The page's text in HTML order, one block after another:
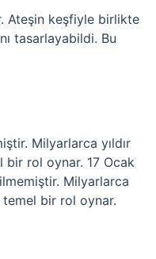
Ateşin keşfiyle birlikte
tasarlayabildi. Bu
Milyarlarca yıldır
bir rol oynar. 17 Ocak
Milyarlarca
temel bir rol oynar.